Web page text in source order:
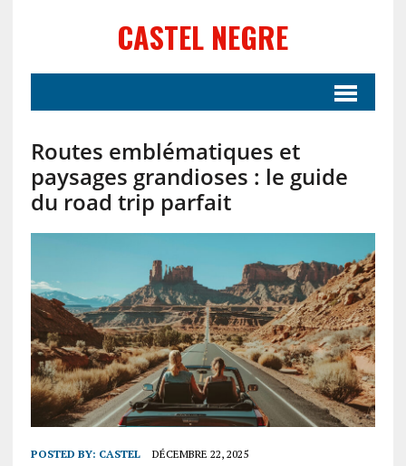
CASTEL NEGRE
Routes emblématiques et
paysages grandioses : le guide
du road trip parfait
POSTED BY: CASTEL DÉCEMBRE 22, 2025